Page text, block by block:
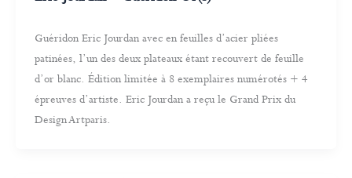
Guéridon Eric Jourdan avec en feuilles d’acier pliées
patinées, l’un des deux plateaux étant recouvert de feuille
d’or blanc. Édition limitée à 8 exemplaires numérotés + 4
épreuves d’artiste. Eric Jourdan a reçu le Grand Prix du
Design Artparis.